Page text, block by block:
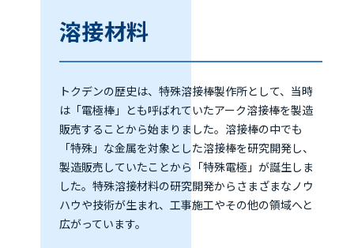
溶接材料
トクデンの歴史は、特殊溶接棒製作所として、当時
は「電極棒」とも呼ばれていたアーク溶接棒を製造
販売することから始まりました。溶接棒の中でも
「特殊」な金属を対象とした溶接棒を研究開発し、
製造販売していたことから「特殊電極」が誕生しま
した。特殊溶接材料の研究開発からさまざまなノウ
ハウや技術が生まれ、工事施工やその他の領域へと
広がっています。